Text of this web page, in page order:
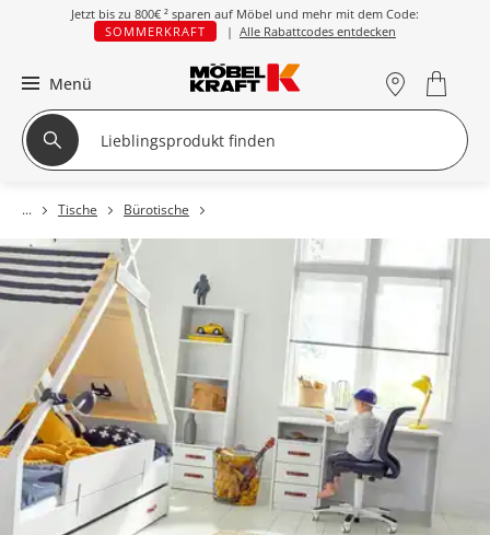
Jetzt bis zu 800€ ² sparen auf Möbel und mehr mit dem Code:
SOMMERKRAFT
| Alle Rabattcodes entdecken
Menü
Tische Bürotische